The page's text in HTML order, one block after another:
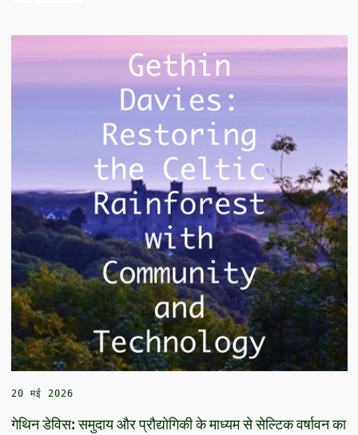
20 मई 2026
गेथिन डेविस: समुदाय और प्रौद्योगिकी के माध्यम से सेल्टिक वर्षावन का